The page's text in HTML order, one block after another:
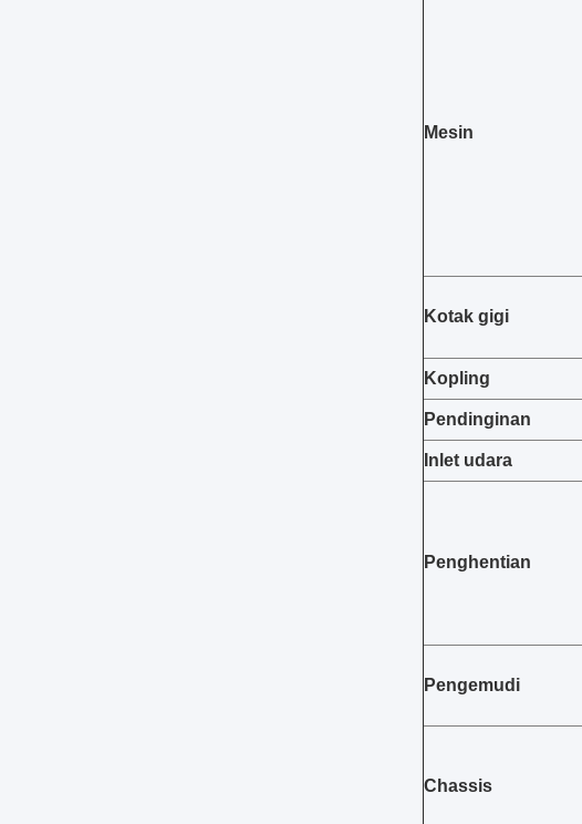
Mesin
Kotak gigi
Kopling
Pendinginan
Inlet udara
Penghentian
Pengemudi
Chassis